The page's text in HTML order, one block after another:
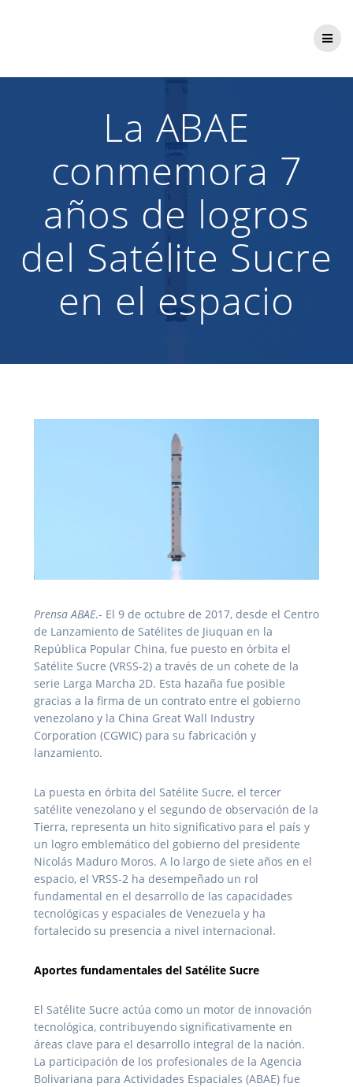
La ABAE
conmemora 7
años de logros
del Satélite Sucre
en el espacio
Prensa ABAE.- El 9 de octubre de 2017, desde el Centro
de Lanzamiento de Satélites de Jiuquan en la
República Popular China, fue puesto en órbita el
Satélite Sucre (VRSS-2) a través de un cohete de la
serie Larga Marcha 2D. Esta hazaña fue posible
gracias a la firma de un contrato entre el gobierno
venezolano y la China Great Wall Industry
Corporation (CGWIC) para su fabricación y
lanzamiento.
La puesta en órbita del Satélite Sucre, el tercer
satélite venezolano y el segundo de observación de la
Tierra, representa un hito significativo para el país y
un logro emblemático del gobierno del presidente
Nicolás Maduro Moros. A lo largo de siete años en el
espacio, el VRSS-2 ha desempeñado un rol
fundamental en el desarrollo de las capacidades
tecnológicas y espaciales de Venezuela y ha
fortalecido su presencia a nivel internacional.
Aportes fundamentales del Satélite Sucre
El Satélite Sucre actúa como un motor de innovación
tecnológica, contribuyendo significativamente en
áreas clave para el desarrollo integral de la nación.
La participación de los profesionales de la Agencia
Bolivariana para Actividades Espaciales (ABAE) fue